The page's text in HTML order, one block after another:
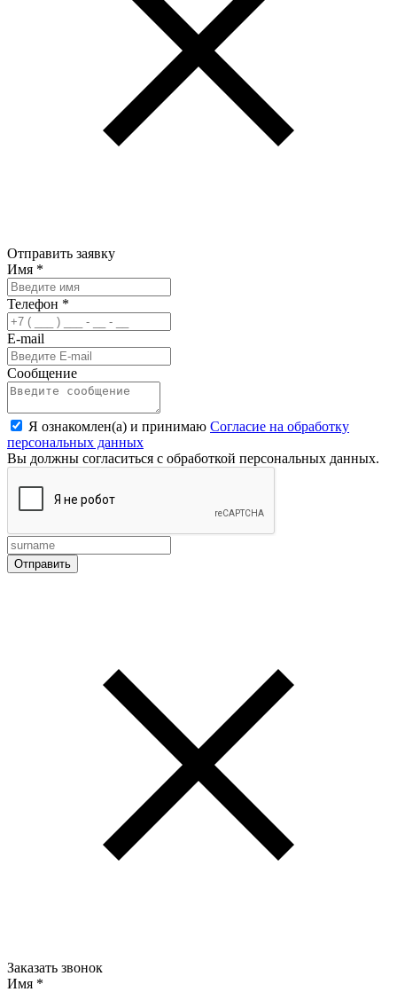
Отправить заявку
Имя *
Телефон *
E-mail
Сообщение
Я ознакомлен(а) и принимаю Согласие на обработку
персональных данных
Вы должны согласиться с обработкой персональных данных.
Заказать звонок
Имя *